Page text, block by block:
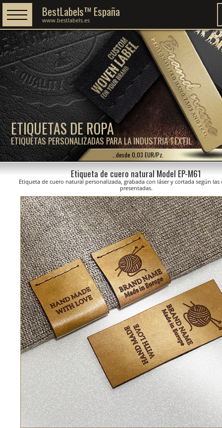
ETIQUETAS DE ROPA
ETIQUETAS PERSONALIZADAS PARA LA INDUSTRIA TEXTIL
BestLabels™ España
www.bestlabels.es
...desde 0,03 EUR/Pz.
Etiqueta de cuero natural Model EP-M61
Etiqueta de cuero natural personalizada, grabada con láser y cortada según las
presentadas.